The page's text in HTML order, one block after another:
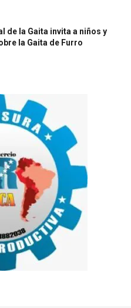
de la Gaita invita a niños y
la Gaita de Furro